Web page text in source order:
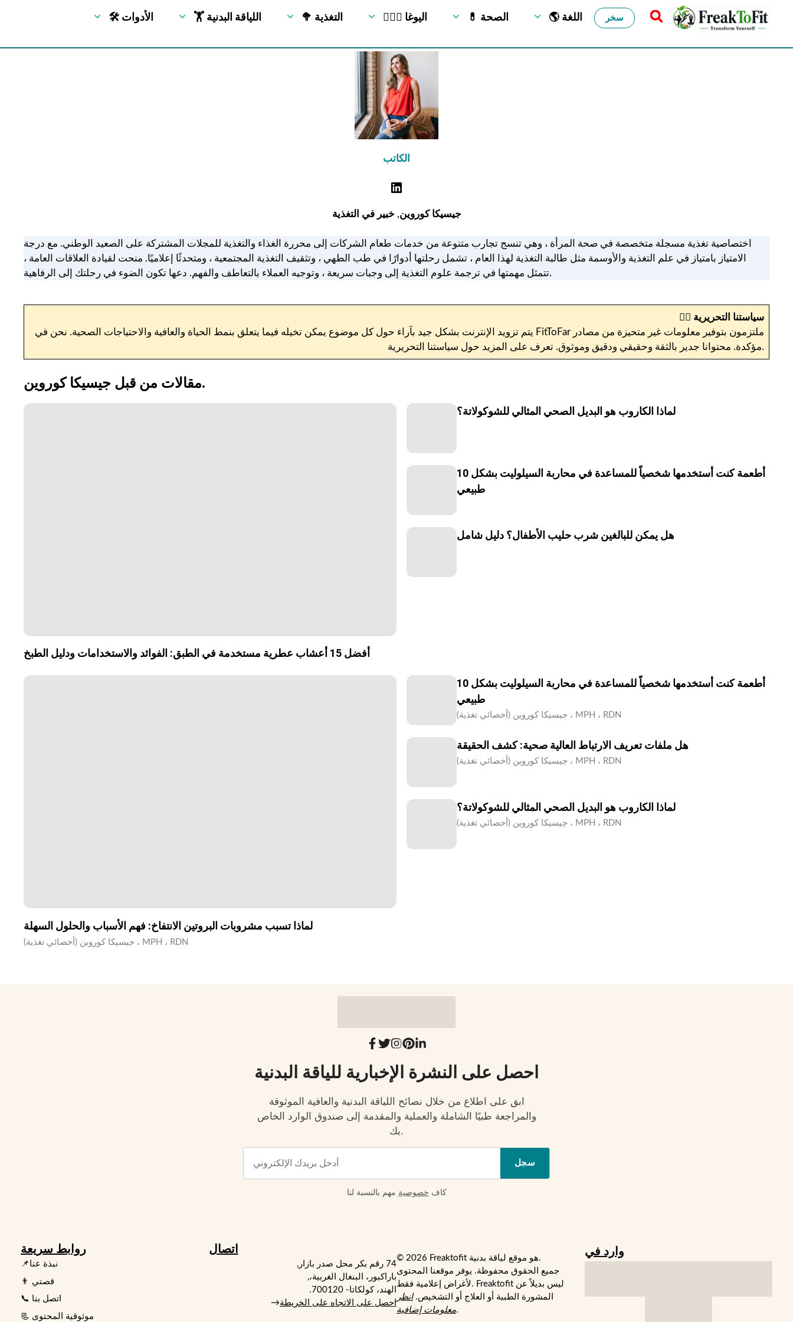
🛠 الأدوات 🏋 اللياقة البدنية 🥦 التغذية 🧘🏻‍♂️ اليوغا 💊 الصحة 🌎 اللغة سخر
الكاتب
جيسيكا كوروين, خبير في التغذية
اختصاصية تغذية مسجلة متخصصة في صحة المرأة ، وهي تنسج تجارب متنوعة من خدمات طعام الشركات إلى محررة الغذاء والتغذية للمجلات المشتركة على الصعيد الوطني. مع درجة
الامتياز بامتياز في علم التغذية والأوسمة مثل طالبة التغذية لهذا العام ، تشمل رحلتها أدوارًا في طب الطهي ، وتثقيف التغذية المجتمعية ، ومتحدثًا إعلاميًا. منحت لقيادة العلاقات العامة ،
تتمثل مهمتها في ترجمة علوم التغذية إلى وجبات سريعة ، وتوجيه العملاء بالتعاطف والفهم. دعها تكون الضوء في رحلتك إلى الرفاهية.
✍🏼 سياستنا التحريرية
يتم تزويد الإنترنت بشكل جيد بآراء حول كل موضوع يمكن تخيله فيما يتعلق بنمط الحياة والعافية والاحتياجات الصحية. نحن في FitToFar ملتزمون بتوفير معلومات غير متحيزة من مصادر
مؤكدة. محتوانا جدير بالثقة وحقيقي ودقيق وموثوق. تعرف على المزيد حول سياستنا التحريرية.
مقالات من قبل جيسيكا كوروين.
أفضل 15 أعشاب عطرية مستخدمة في الطبق: الفوائد والاستخدامات ودليل الطبخ
لماذا الكاروب هو البديل الصحي المثالي للشوكولاتة؟
10 أطعمة كنت أستخدمها شخصياً للمساعدة في محاربة السيلوليت بشكل
طبيعي
هل يمكن للبالغين شرب حليب الأطفال؟ دليل شامل
لماذا تسبب مشروبات البروتين الانتفاخ: فهم الأسباب والحلول السهلة
جيسيكا كوروين (أخصائي تغذية) ، MPH ، RDN
10 أطعمة كنت أستخدمها شخصياً للمساعدة في محاربة السيلوليت بشكل
طبيعي
جيسيكا كوروين (أخصائي تغذية) ، MPH ، RDN
هل ملفات تعريف الارتباط العالية صحية: كشف الحقيقة
جيسيكا كوروين (أخصائي تغذية) ، MPH ، RDN
لماذا الكاروب هو البديل الصحي المثالي للشوكولاتة؟
جيسيكا كوروين (أخصائي تغذية) ، MPH ، RDN
احصل على النشرة الإخبارية للياقة البدنية
ابق على اطلاع من خلال نصائح اللياقة البدنية والعافية الموثوقة
والمراجعة طبيًا الشاملة والعملية والمقدمة إلى صندوق الوارد الخاص
بك.
سجل
كاف خصوصية مهم بالنسبة لنا
روابط سريعة
📌نبذة عنا
👨 قصتي
📞 اتصل بنا
📃 موثوقية المحتوى
اتصال
74 رقم بكر محل صدر بازار,
باراكبور، البنغال الغربية،,
الهند، كولكاتا- 700120.
احصل على الاتجاه على الخريطة→
© 2026 Freaktofit هو موقع لياقة بدنية.
جميع الحقوق محفوظة. يوفر موقعنا المحتوى
لأغراض إعلامية فقط. Freaktofit ليس بديلاً عن
المشورة الطبية أو العلاج أو التشخيص.انظر
معلومات إضافية.
وارد في